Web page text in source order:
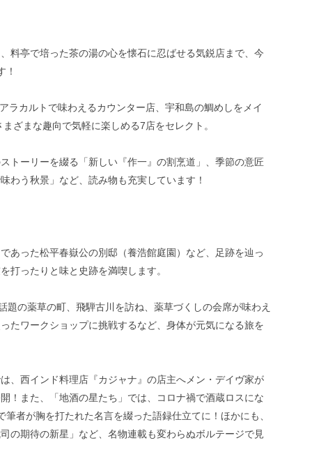
料亭で培った茶の湯の心を懐石に忍ばせる気鋭店まで、今
！
ラカルトで味わえるカウンター店、宇和島の鯛めしをメイ
ざまな趣向で気軽に楽しめる7店をセレクト。
トーリーを綴る「新しい『作一』の割烹道」、季節の意匠
わう秋景」など、読み物も充実しています！
あった松平春嶽公の別邸（養浩館庭園）など、足跡を辿っ
打ったりと味と史跡を満喫します。
の薬草の町、飛騨古川を訪ね、薬草づくしの会席が味わえ
たワークショップに挑戦するなど、身体が元気になる旅を
、西インド料理店『カジャナ』の店主へメン・デイヴ家が
！また、「地酒の星たち」では、コロナ禍で酒蔵ロスにな
者が胸を打たれた名言を綴った語録仕立てに！ほかにも、
の期待の新星」など、名物連載も変わらぬボルテージで見